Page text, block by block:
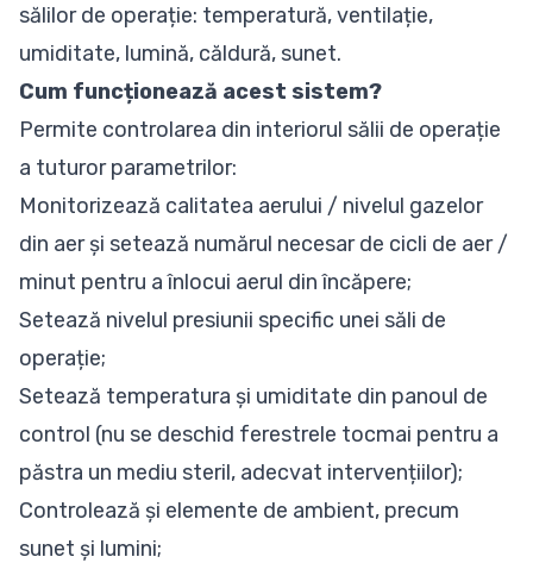
sălilor de operație: temperatură, ventilație,
umiditate, lumină, căldură, sunet.
Cum funcționează acest sistem?
Permite controlarea din interiorul sălii de operație
a tuturor parametrilor:
Monitorizează calitatea aerului / nivelul gazelor
din aer și setează numărul necesar de cicli de aer /
minut pentru a înlocui aerul din încăpere;
Setează nivelul presiunii specific unei săli de
operație;
Setează temperatura și umiditate din panoul de
control (nu se deschid ferestrele tocmai pentru a
păstra un mediu steril, adecvat intervențiilor);
Controlează și elemente de ambient, precum
sunet și lumini;